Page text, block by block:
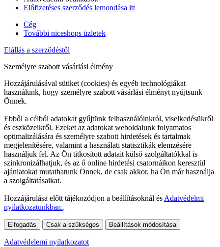
Előfizetéses szerződés lemondása itt
Cég
További niceshops üzletek
Elállás a szerződéstől
Személyre szabott vásárlási élmény
Hozzájárulásával sütiket (cookies) és egyéb technológiákat
használunk, hogy személyre szabott vásárlási élményt nyújtsunk
Önnek.
Ebből a célból adatokat gyűjtünk felhasználóinkról, viselkedésükről
és eszközeikről. Ezeket az adatokat weboldalunk folyamatos
optimalizálására és személyre szabott hirdetések és tartalmak
megjelenítésére, valamint a használati statisztikák elemzésére
használjuk fel. Az Ön titkosított adatait külső szolgáltatókkal is
szinkronizálhatjuk, és az ő online hirdetési csatornáikon keresztül
ajánlatokat mutathatunk Önnek, de csak akkor, ha Ön már használja
a szolgáltatásaikat.
Hozzájárulása előtt tájékozódjon a beállításoknál és Adatvédelmi
nyilatkozatunkban..
Elfogadás Csak a szükséges Beállítások módosítása
Adatvédelemi nyilatkozatot